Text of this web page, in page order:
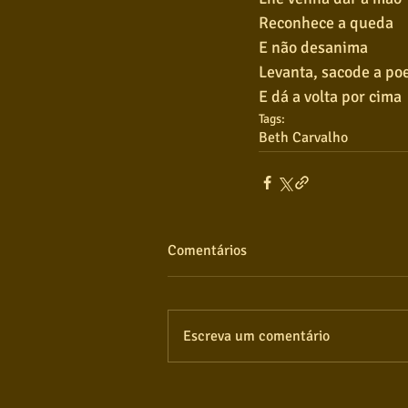
Reconhece a queda
E não desanima
Levanta, sacode a
E dá a volta por cima
Tags:
Beth Carvalho
Comentários
Escreva um comentário